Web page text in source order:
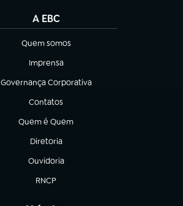
A EBC
Quem somos
(abre em nova aba)
Imprensa
(abre em nova aba)
Governança Corporativa
(abre em nova aba)
Contatos
(abre em nova aba)
Quem é Quem
(abre em nova aba)
Diretoria
(abre em nova aba)
Ouvidoria
(abre em nova aba)
RNCP
(abre em nova aba)